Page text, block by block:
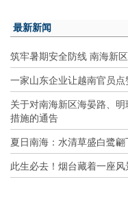
最新新闻
筑牢暑期安全防线 南海新
一家山东企业让越南官员
关于对南海新区海晏路、
措施的通告
夏日南海：水清草盛白鹭翩
此生必去！烟台藏着一座